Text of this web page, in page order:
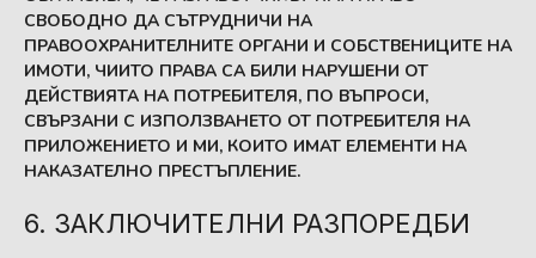
СВОБОДНО ДА СЪТРУДНИЧИ НА
ПРАВООХРАНИТЕЛНИТЕ ОРГАНИ И СОБСТВЕНИЦИТЕ НА
ИМОТИ, ЧИИТО ПРАВА СА БИЛИ НАРУШЕНИ ОТ
ДЕЙСТВИЯТА НА ПОТРЕБИТЕЛЯ, ПО ВЪПРОСИ,
СВЪРЗАНИ С ИЗПОЛЗВАНЕТО ОТ ПОТРЕБИТЕЛЯ НА
ПРИЛОЖЕНИЕТО И МИ, КОИТО ИМАТ ЕЛЕМЕНТИ НА
НАКАЗАТЕЛНО ПРЕСТЪПЛЕНИЕ.
6. ЗАКЛЮЧИТЕЛНИ РАЗПОРЕДБИ